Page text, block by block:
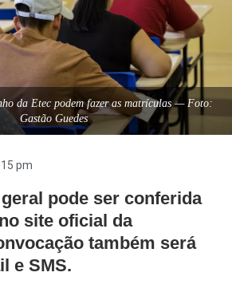
da Etec podem fazer as matrículas — Foto:
Gastão Guedes
pm
pode ser conferida
site oficial da
também será
e SMS.